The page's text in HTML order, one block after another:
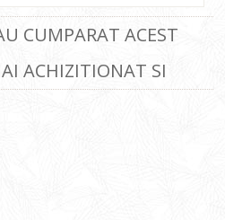
CUMPARAT ACEST
ACHIZITIONAT SI